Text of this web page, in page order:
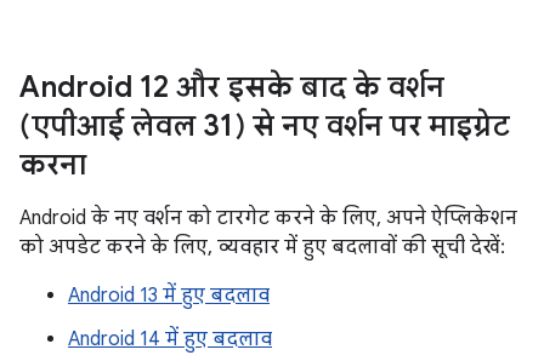
Android 12 और इसके बाद के वर्शन
(एपीआई लेवल 31) से नए वर्शन पर माइग्रेट
करना
Android के नए वर्शन को टारगेट करने के लिए, अपने ऐप्लिकेशन
को अपडेट करने के लिए, व्यवहार में हुए बदलावों की सूची देखें:
Android 13 में हुए बदलाव
Android 14 में हुए बदलाव